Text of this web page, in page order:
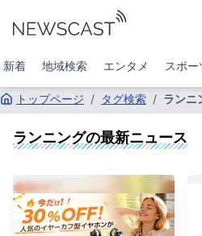
新着 地域検索 エンタメ スポー
トップページ / タグ検索 / ランニ
ランニングの最新ニュース